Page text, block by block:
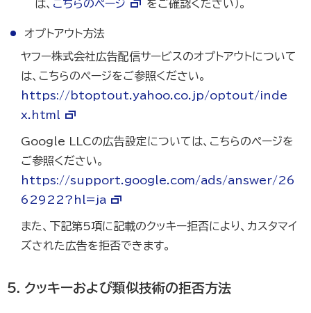
は、 こちらのページ をご確認ください）。
オプトアウト方法
ヤフー株式会社広告配信サービスのオプトアウトについて
は、こちらのページをご参照ください。
https://btoptout.yahoo.co.jp/optout/inde
x.html
Google LLCの広告設定については、こちらのページを
ご参照ください。
https://support.google.com/ads/answer/26
62922?hl=ja
また、下記第5項に記載のクッキー拒否により、カスタマイ
ズされた広告を拒否できます。
クッキーおよび類似技術の拒否方法